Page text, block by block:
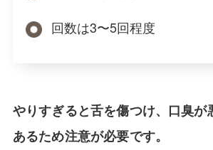
回数は3〜5回程度
やりすぎると舌を傷つけ、口臭が
あるため注意が必要です。